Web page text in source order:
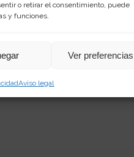
o retirar el consentimiento, puede
y funciones.
Ver preferencias
Aviso legal
de los productos
. Me gusta el mar y